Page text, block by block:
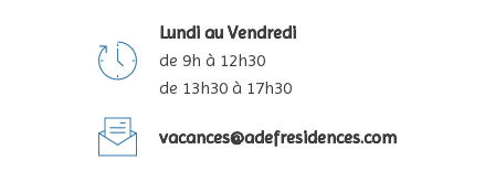
Lundi au Vendredi
de 9h à 12h30
de 13h30 à 17h30
vacances@adefresidences.com